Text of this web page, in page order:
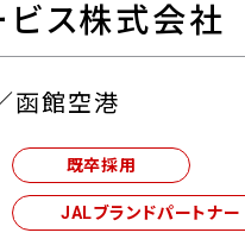
ス株式会社
函館空港
既卒採用
JALブランドパートナー